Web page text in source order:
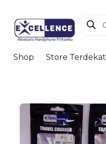
search
Shop Store Terdekat